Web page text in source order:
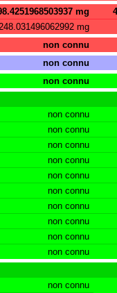
mg
mg
non connu
non connu
non connu
non connu
non connu
non connu
non connu
non connu
non connu
non connu
non connu
non connu
non connu
non connu